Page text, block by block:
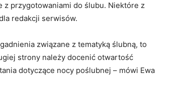
przygotowaniami do ślubu. Niektóre z
redakcji serwisów.
związane z tematyką ślubną, to
strony należy docenić otwartość
dotyczące nocy poślubnej – mówi Ewa